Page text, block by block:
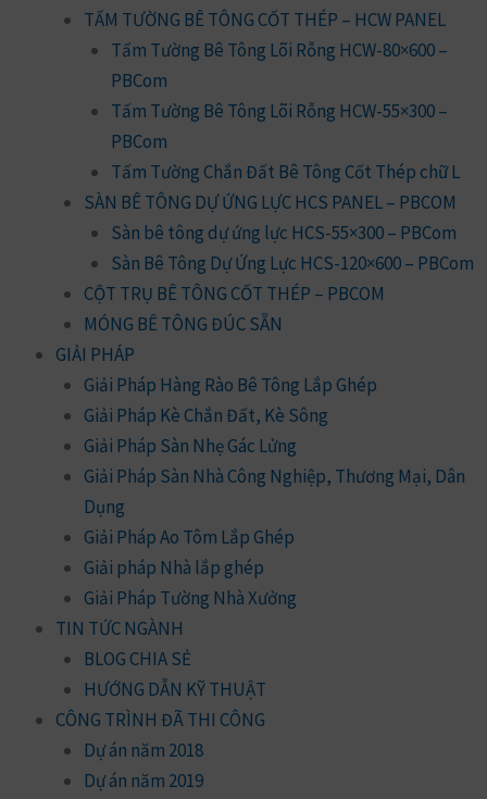
TẤM TƯỜNG BÊ TÔNG CỐT THÉP – HCW PANEL
Tấm Tường Bê Tông Lõi Rỗng HCW-80×600 –
PBCom
Tấm Tường Bê Tông Lõi Rỗng HCW-55×300 –
PBCom
Tấm Tường Chắn Đất Bê Tông Cốt Thép chữ L
SÀN BÊ TÔNG DỰ ỨNG LỰC HCS PANEL – PBCOM
Sàn bê tông dự ứng lực HCS-55×300 – PBCom
Sàn Bê Tông Dự Ứng Lực HCS-120×600 – PBCom
CỘT TRỤ BÊ TÔNG CỐT THÉP – PBCOM
MÓNG BÊ TÔNG ĐÚC SẴN
GIẢI PHÁP
Giải Pháp Hàng Rào Bê Tông Lắp Ghép
Giải Pháp Kè Chắn Đất, Kè Sông
Giải Pháp Sàn Nhẹ Gác Lửng
Giải Pháp Sàn Nhà Công Nghiệp, Thương Mại, Dân
Dụng
Giải Pháp Ao Tôm Lắp Ghép
Giải pháp Nhà lắp ghép
Giải Pháp Tường Nhà Xưởng
TIN TỨC NGÀNH
BLOG CHIA SẺ
HƯỚNG DẪN KỸ THUẬT
CÔNG TRÌNH ĐÃ THI CÔNG
Dự án năm 2018
Dự án năm 2019